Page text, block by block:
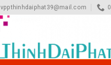
vppthinhdaiphat39@mail.com